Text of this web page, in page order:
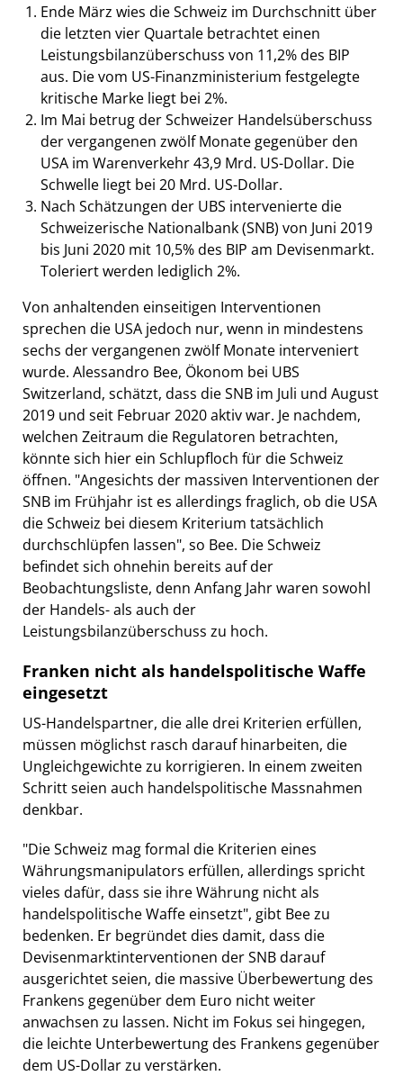
Ende März wies die Schweiz im Durchschnitt über
die letzten vier Quartale betrachtet einen
Leistungsbilanzüberschuss von 11,2% des BIP
aus. Die vom US-Finanzministerium festgelegte
kritische Marke liegt bei 2%.
Im Mai betrug der Schweizer Handelsüberschuss
der vergangenen zwölf Monate gegenüber den
USA im Warenverkehr 43,9 Mrd. US-Dollar. Die
Schwelle liegt bei 20 Mrd. US-Dollar.
Nach Schätzungen der UBS intervenierte die
Schweizerische Nationalbank (SNB) von Juni 2019
bis Juni 2020 mit 10,5% des BIP am Devisenmarkt.
Toleriert werden lediglich 2%.
Von anhaltenden einseitigen Interventionen
sprechen die USA jedoch nur, wenn in mindestens
sechs der vergangenen zwölf Monate interveniert
wurde. Alessandro Bee, Ökonom bei UBS
Switzerland, schätzt, dass die SNB im Juli und August
2019 und seit Februar 2020 aktiv war. Je nachdem,
welchen Zeitraum die Regulatoren betrachten,
könnte sich hier ein Schlupfloch für die Schweiz
öffnen. "Angesichts der massiven Interventionen der
SNB im Frühjahr ist es allerdings fraglich, ob die USA
die Schweiz bei diesem Kriterium tatsächlich
durchschlüpfen lassen", so Bee. Die Schweiz
befindet sich ohnehin bereits auf der
Beobachtungsliste, denn Anfang Jahr waren sowohl
der Handels- als auch der
Leistungsbilanzüberschuss zu hoch.
Franken nicht als handelspolitische Waffe
eingesetzt
US-Handelspartner, die alle drei Kriterien erfüllen,
müssen möglichst rasch darauf hinarbeiten, die
Ungleichgewichte zu korrigieren. In einem zweiten
Schritt seien auch handelspolitische Massnahmen
denkbar.
"Die Schweiz mag formal die Kriterien eines
Währungsmanipulators erfüllen, allerdings spricht
vieles dafür, dass sie ihre Währung nicht als
handelspolitische Waffe einsetzt", gibt Bee zu
bedenken. Er begründet dies damit, dass die
Devisenmarktinterventionen der SNB darauf
ausgerichtet seien, die massive Überbewertung des
Frankens gegenüber dem Euro nicht weiter
anwachsen zu lassen. Nicht im Fokus sei hingegen,
die leichte Unterbewertung des Frankens gegenüber
dem US-Dollar zu verstärken.